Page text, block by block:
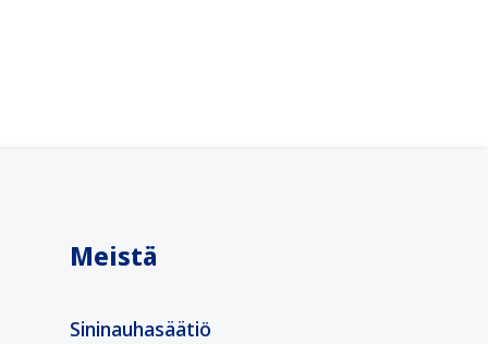
Meistä
Sininauhasäätiö